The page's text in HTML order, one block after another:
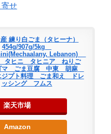
せ
練り白ごま（タヒーナ）
454g/907g/5kg
Lebanon)
タヒニ タヒニア ねりご
マ ごま豆腐 中東 胡麻
プト料理 ごま和え ドレ
ッシング フムス
楽天市場
Amazon